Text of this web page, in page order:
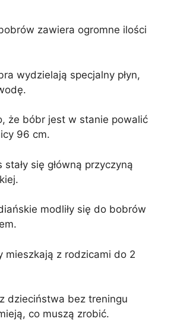
zawiera ogromne ilości
wydzielają specjalny płyn,
że bóbr jest w stanie powalić
96 cm.
się główną przyczyną
modliły się do bobrów
mieszkają z rodzicami do 2
dzieciństwa bez treningu
co muszą zrobić.